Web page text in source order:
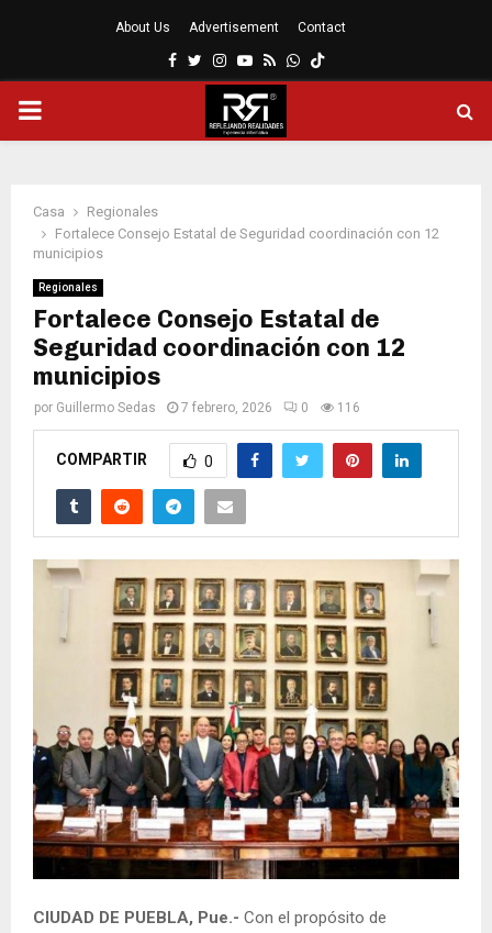
About Us Advertisement Contact
Facebook
Twitter
Instagram
Youtube
RssWhatsapp
MENÚ
Casa
Regionales
Fortalece Consejo Estatal de Seguridad coordinación con 12
municipios
Regionales
Fortalece Consejo Estatal de
Seguridad coordinación con 12
municipios
por Guillermo Sedas 7 febrero, 2026 0 116
COMPARTIR 0
CIUDAD DE PUEBLA, Pue.- Con el propósito de